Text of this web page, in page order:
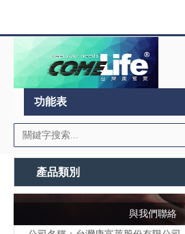
功能表
產品類別
與我們聯絡